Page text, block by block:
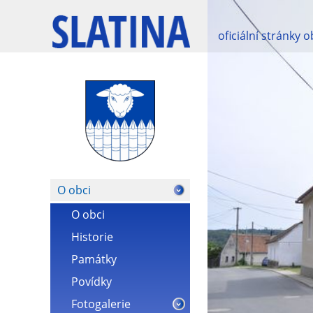
O obci
O obci
Historie
Památky
Povídky
Fotogalerie
oficiální stránky